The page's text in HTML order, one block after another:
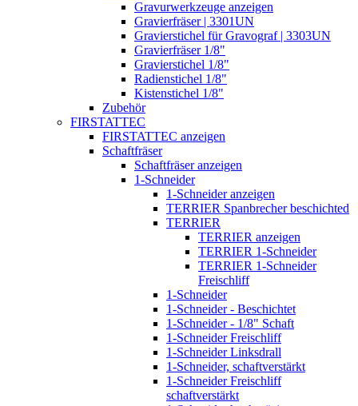
Gravurwerkzeuge anzeigen
Gravierfräser | 3301UN
Gravierstichel für Gravograf | 3303UN
Gravierfräser 1/8"
Gravierstichel 1/8"
Radienstichel 1/8"
Kistenstichel 1/8"
Zubehör
FIRSTATTEC
FIRSTATTEC anzeigen
Schaftfräser
Schaftfräser anzeigen
1-Schneider
1-Schneider anzeigen
TERRIER Spanbrecher beschichted
TERRIER
TERRIER anzeigen
TERRIER 1-Schneider
TERRIER 1-Schneider
Freischliff
1-Schneider
1-Schneider - Beschichtet
1-Schneider - 1/8" Schaft
1-Schneider Freischliff
1-Schneider Linksdrall
1-Schneider, schaftverstärkt
1-Schneider Freischliff
schaftverstärkt